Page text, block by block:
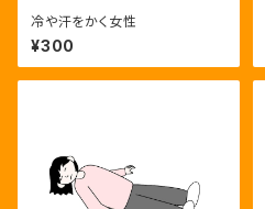
冷や汗をかく女性
¥300